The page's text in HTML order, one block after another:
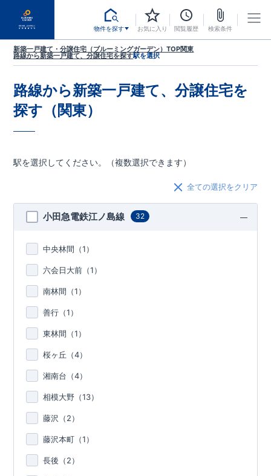
物件を探す お気に入り 閲覧履歴 検索条件
新築一戸建て・分譲住宅（ブルーミングガーデン）TOP関東
路線から新築一戸建て、分譲住宅を探す駅を選択
路線から新築一戸建て、分譲住宅を
探す（関東）
駅を選択してください。（複数選択できます）
全ての選択をクリア
小田急電鉄江ノ島線 32
中央林間（1）
六会日大前（1）
南林間（1）
善行（1）
東林間（1）
桜ヶ丘（4）
湘南台（4）
相模大野（13）
藤沢（2）
藤沢本町（1）
長後（2）